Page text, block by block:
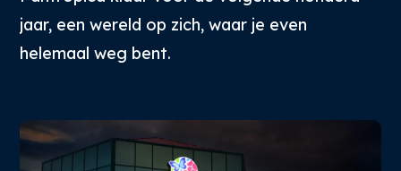
jaar, een wereld op zich, waar je even
helemaal weg bent.